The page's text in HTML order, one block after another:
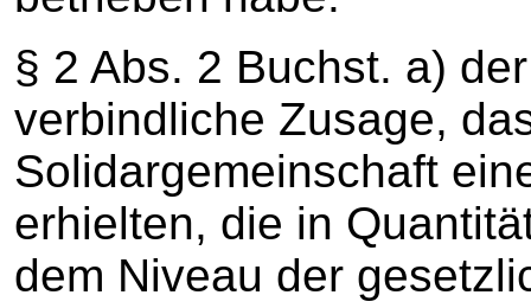
§ 2 Abs. 2 Buchst. a)
verbindliche Zusage,
Solidargemeinschaft
erhielten, die in
dem Niveau der